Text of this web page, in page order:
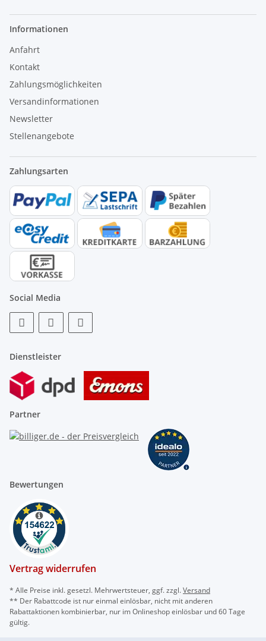
Informationen
Anfahrt
Kontakt
Zahlungsmöglichkeiten
Versandinformationen
Newsletter
Stellenangebote
Zahlungsarten
Social Media
Dienstleister
Partner
Bewertungen
Vertrag widerrufen
* Alle Preise inkl. gesetzl. Mehrwertsteuer, ggf. zzgl.Versand
** Der Rabattcode ist nur einmal einlösbar, nicht mit anderen
Rabattaktionen kombinierbar, nur im Onlineshop einlösbar und 60 Tage
gültig.